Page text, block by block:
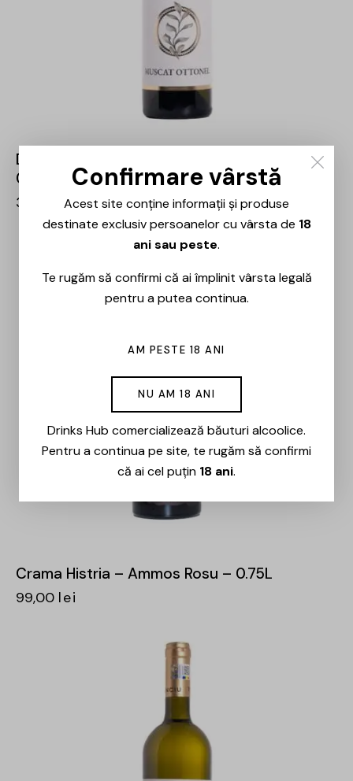
Domeniile Panciu – Riserva Muscat Ottonel –
0.75L
33,00 lei
Crama Histria – Ammos Rosu – 0.75L
99,00 lei
Confirmare vârstă
Acest site conține informații și produse
destinate exclusiv persoanelor cu vârsta de 18
ani sau peste.
Te rugăm să confirmi că ai împlinit vârsta legală
pentru a putea continua.
AM PESTE 18 ANI
NU AM 18 ANI
Drinks Hub comercializează băuturi alcoolice.
Pentru a continua pe site, te rugăm să confirmi
că ai cel puțin 18 ani.